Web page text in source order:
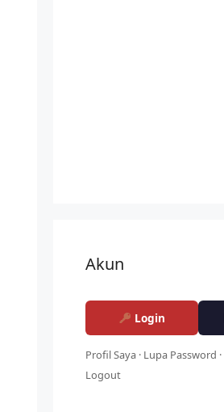
Akun
Login
Profil Saya · Lupa Password ·
Logout